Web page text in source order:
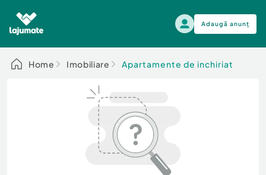
Adaugă anunț
Alege categoria
Auto, moto si ambarcatiuni
Electronice si electrocasnice
Auto, moto si ambarcatiuni
Home Imobiliare Apartamente de inchiriat